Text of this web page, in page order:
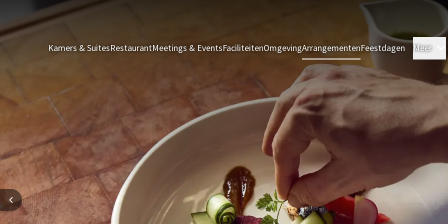
Kamers & SuitesRestaurantMeetings & EventsFaciliteitenOmgevingArrangementenFeestdagen Meer